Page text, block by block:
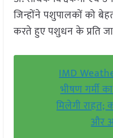
जिन्होंने पशुपालकों को
करते हुए पशुधन के प्रति
IMD
भीषण गर्मी
मिलेगी राहत;
और